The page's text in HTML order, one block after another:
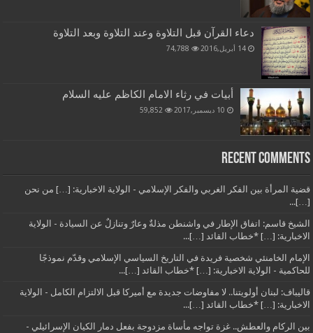
دعاء القرآن قبل التلاوة وعند التلاوة وبعد التلاوة
14 أبريل,2016 74,788
أبيات في رثاء الامام الكاظم عليه السلام
10 ديسمبر,2017 59,852
Recent Comments
قضية المرأة بين الفكر الغربي والفكر الإسلامي - الولاية الاخبارية: […] من نحن
[…]...
الشيخ قاسم: اتفاق الإطار في واشنطن مذلةٌ وعارٌ وتنازلٌ عن السيادة - الولاية
الاخبارية: […] *خطاب القائد […]...
الإمام الخامنئي شخصية فريدة في التاريخ السياسي الإسلامي وقدّم نموذجًا
للحاكمية - الولاية الاخبارية: […] *خطاب القائد […]...
قاليباف: لبنان أولويتنا.. لا مفاوضات جديدة مع أميركا قبل الالتزام الكامل - الولاية
الاخبارية: […] *خطاب القائد […]...
بين الركام والعطش.. غزة تواجه مأساة مزدوجة بفعل دمار الكيان الإسرائيلي -